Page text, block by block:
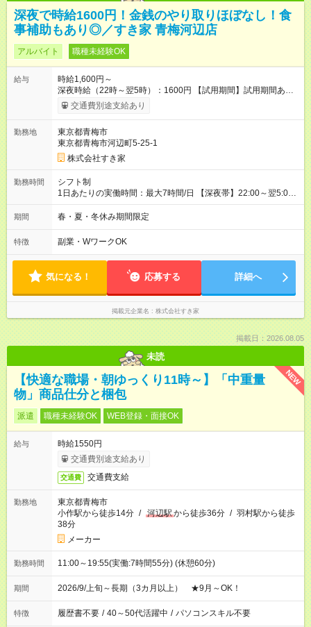
深夜で時給1600円！金銭のやり取りほぼなし！食
事補助もあり◎／すき家 青梅河辺店
アルバイト 職種未経験OK
給与
時給1,600円～
深夜時給（22時～翌5時）：1600円 【試用期間】試用期間あり
試用期間の長さ：1ヶ月 雇用形態、給与は本採用時と同じです。
試用期間の実態は30日（※条件変更なし）ですが、切り上げで
同時給）
交通費別途支給あり
勤務地
東京都青梅市
東京都青梅市河辺町5-25-1
株式会社すき家
勤務時間
シフト制
1日あたりの実働時間：最大7時間/日 【深夜帯】22:00～翌5:00
週2日～・1日2h～OK◎ ※22:00から翌5:00までは18歳以上の方
のみ勤務可能です（18歳未満の深夜業務禁止のため） ★深夜で
す。 必ず、2名以上での勤務を行いますので、安心して働けま
す。
期間 春・夏・冬休み期間限定
特徴 副業・WワークOK
気になる！ 応募する 詳細へ
掲載元企業名 株式会社すき家
掲載日：2026.08.05
未読
NEW
【快適な職場・朝ゆっくり11時～】「中重量
物」商品仕分と梱包
派遣 職種未経験OK WEB登録・面接OK
給与
時給1550円
交通費別途支給あり
交通費 交通費支給
勤務地
東京都青梅市
小作駅から徒歩14分 / 河辺駅から徒歩36分 / 羽村駅から徒歩
38分
メーカー
勤務時間 11:00～19:55(実働:7時間55分) (休憩60分)
期間 2026/9/上旬～長期（3カ月以上） ★9月～OK！
特徴 履歴書不要 / 40～50代活躍中 / パソコンスキル不要